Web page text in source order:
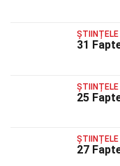
ȘTIINȚELE
31
25
ȘTIINȚELE
27